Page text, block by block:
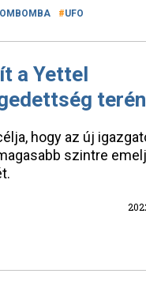
UFO
a Yettel
terén
hogy az új
szintre